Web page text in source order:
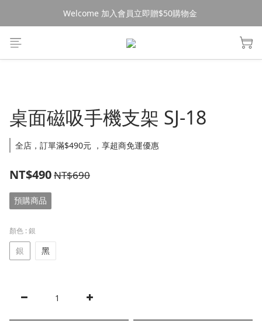
消費$490超商免運🚚
Welcome 加入會員立即贈$50購物金
消費$490超商免運🚚
桌面磁吸手機支架 SJ-18
全店，訂單滿$490元 ，享超商免運優惠
NT$490NT$690
預購商品
顏色 : 銀
銀 黑